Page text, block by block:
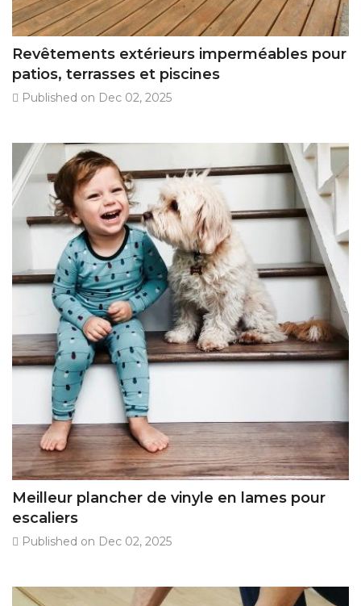
Revêtements extérieurs imperméables pour
patios, terrasses et piscines
Published on Dec 02, 2025
Meilleur plancher de vinyle en lames pour
escaliers
Published on Dec 02, 2025